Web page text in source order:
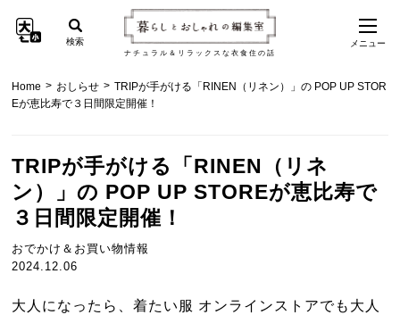
ナチュラル＆リラックスな衣食住の話
検索 メニュー
Home > おしらせ > TRIPが手がける「RINEN（リネン）」の POP UP STOR
Eが恵比寿で３日間限定開催！
TRIPが手がける「RINEN（リネ
ン）」の POP UP STOREが恵比寿で
３日間限定開催！
おでかけ＆お買い物情報
2024.12.06
大人になったら、着たい服 オンラインストアでも大人